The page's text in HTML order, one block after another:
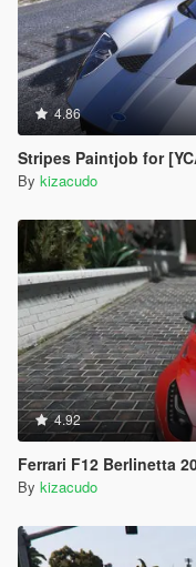
4.86
Stripes Paintjob for
By kizacudo
4.92
Ferrari F12 Berlinetta
By kizacudo